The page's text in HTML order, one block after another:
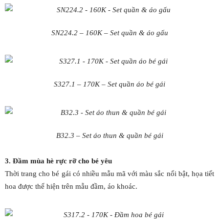
SN224.2 – 160K – Set quần & áo gấu
S327.1 – 170K – Set quần áo bé gái
B32.3 – Set áo thun & quần bé gái
3. Đầm mùa hè rực rỡ cho bé yêu
Thời trang cho bé gái có nhiều mẫu mã với màu sắc nổi bật, họa tiết
hoa được thể hiện trên mẫu đầm, áo khoác.